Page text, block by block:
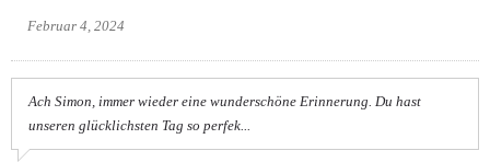
Februar 4, 2024
Ach Simon, immer wieder eine wunderschöne Erinnerung. Du hast
unseren glücklichsten Tag so perfek...